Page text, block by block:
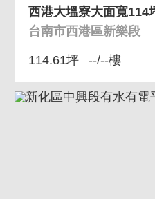
台南市西港區新樂段
114.61坪 --/--樓